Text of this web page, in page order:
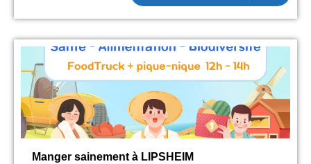
Manger sainement à LIPSHEIM